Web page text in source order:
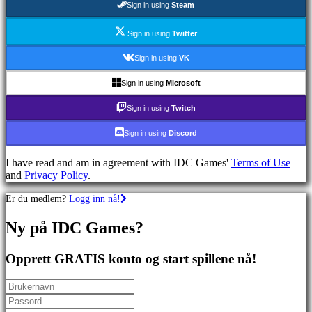
Racing
Casual
Indie
Simulation
Puzzle
Fighting
games
Demoer
Arrangementer
i
spillet
Nyheter
Media
Sign in using Steam
Sign in using Twitter
Sign in using VK
Sign in using Microsoft
Sign in using Twitch
Sign in using Discord
I have read and am in agreement with IDC Games' Terms of Use
and Privacy Policy.
Er du medlem? Logg inn nå!
Ny på IDC Games?
Opprett GRATIS konto og start spillene nå!